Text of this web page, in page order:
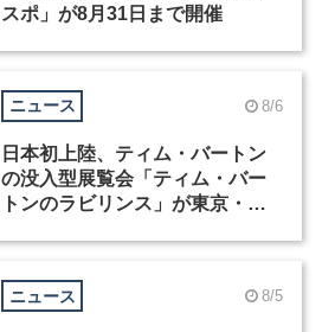
スポ」が8月31日まで開催
ニュース 8/6
日本初上陸、ティム・バートン
の没入型展覧会「ティム・バー
トンのラビリンス」が東京・豊
ニュース 8/5